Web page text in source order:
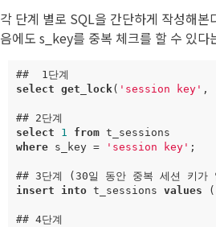
각 단계 별로 SQL을 간단하게 작성해
음에도 s_key를 중복 체크를 할 수 있다
## 1단계
select get_lock( 'session key' ,
## 2단계
select
1 from t_sessions
where
s_key = 'session key' ;
## 3단계 ( 30일 동안 중복 세션 키가
insert
into t_sessions values (
## 4단계